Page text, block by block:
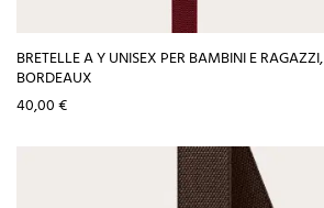
BRETELLE A Y UNISEX PER BAMBINI E RAGAZZI,
BORDEAUX
Prezzo
40,00 €